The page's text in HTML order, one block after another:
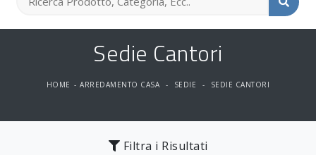
Sedie Cantori
HOME - ARREDAMENTO CASA - SEDIE - SEDIE CANTORI
Filtra i Risultati